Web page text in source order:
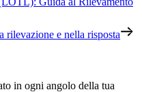
e nella risposta
in ogni angolo della tua